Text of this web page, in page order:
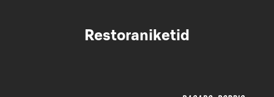
Restoraniketid